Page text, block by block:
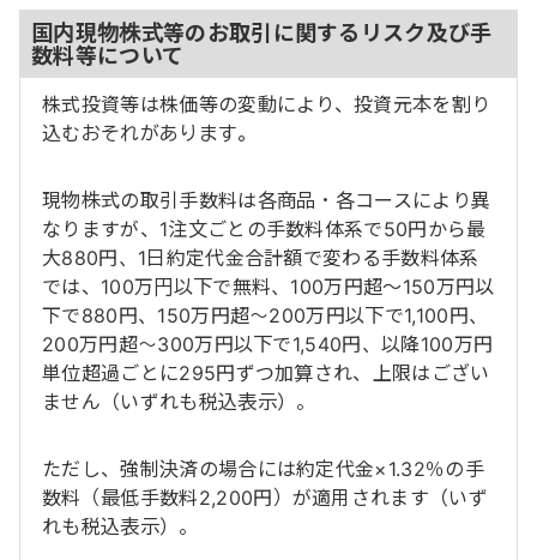
国内現物株式等のお取引に関するリスク及び手
数料等について
株式投資等は株価等の変動により、投資元本を割り
込むおそれがあります。
現物株式の取引手数料は各商品・各コースにより異
なりますが、1注文ごとの手数料体系で50円から最
大880円、1日約定代金合計額で変わる手数料体系
では、100万円以下で無料、100万円超～150万円以
下で880円、150万円超～200万円以下で1,100円、
200万円超～300万円以下で1,540円、以降100万円
単位超過ごとに295円ずつ加算され、上限はござい
ません（いずれも税込表示）。
ただし、強制決済の場合には約定代金×1.32％の手
数料（最低手数料2,200円）が適用されます（いず
れも税込表示）。